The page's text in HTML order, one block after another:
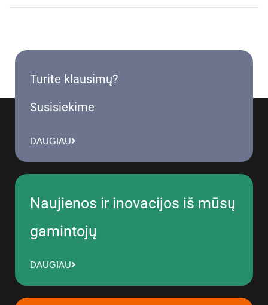
Turite klausimų?
Susisiekime
DAUGIAU
Naujienos ir inovacijos iš mūsų
gamintojų
DAUGIAU